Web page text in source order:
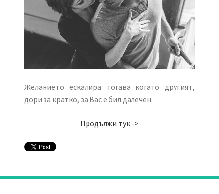
Желанието ескалира тогава когато другият,
дори за кратко, за Вас е бил далечен.
Продължи тук ->